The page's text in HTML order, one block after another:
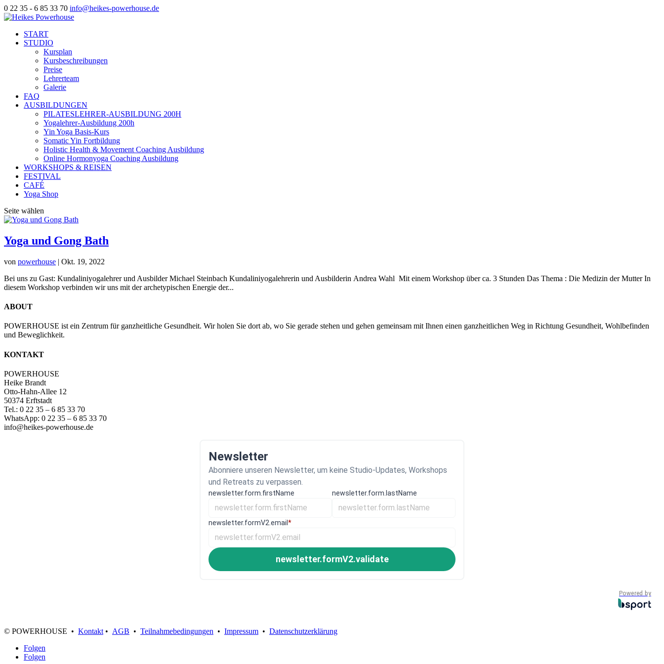
0 22 35 - 6 85 33 70 info@heikes-powerhouse.de
START
STUDIO
Kursplan
Kursbeschreibungen
Preise
Lehrerteam
Galerie
FAQ
AUSBILDUNGEN
PILATESLEHRER-AUSBILDUNG 200H
Yogalehrer-Ausbildung 200h
Yin Yoga Basis-Kurs
Somatic Yin Fortbildung
Holistic Health & Movement Coaching Ausbildung
Online Hormonyoga Coaching Ausbildung
WORKSHOPS & REISEN
FESTIVAL
CAFÉ
Yoga Shop
Seite wählen
Yoga und Gong Bath
von powerhouse | Okt. 19, 2022
Bei uns zu Gast: Kundaliniyogalehrer und Ausbilder Michael Steinbach Kundaliniyogalehrerin und Ausbilderin Andrea Wahl Mit einem Workshop über ca. 3 Stunden Das Thema : Die Medizin der Mutter In
diesem Workshop verbinden wir uns mit der archetypischen Energie der...
ABOUT
POWERHOUSE ist ein Zentrum für ganzheitliche Gesundheit. Wir holen Sie dort ab, wo Sie gerade stehen und gehen gemeinsam mit Ihnen einen ganzheitlichen Weg in Richtung Gesundheit, Wohlbefinden
und Beweglichkeit.
KONTAKT
POWERHOUSE
Heike Brandt
Otto-Hahn-Allee 12
50374 Erftstadt
Tel.: 0 22 35 – 6 85 33 70
WhatsApp: 0 22 35 – 6 85 33 70
info@heikes-powerhouse.de
Newsletter
Abonniere unseren Newsletter, um keine Studio-Updates, Workshops
und Retreats zu verpassen.
newsletter.form.firstName newsletter.form.lastName
newsletter.formV2.email *
newsletter.formV2.validate
Powered by
© POWERHOUSE • Kontakt • AGB • Teilnahmebedingungen • Impressum • Datenschutzerklärung
Folgen
Folgen